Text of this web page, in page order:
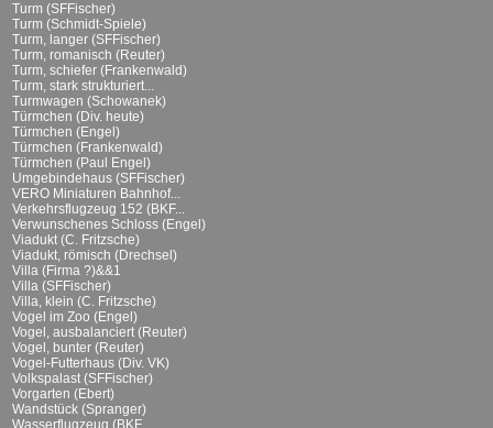
Turm (SFFischer)
Turm (Schmidt-Spiele)
Turm, langer (SFFischer)
Turm, romanisch (Reuter)
Turm, schiefer (Frankenwald)
Turm, stark strukturiert...
Turmwagen (Schowanek)
Türmchen (Div. heute)
Türmchen (Engel)
Türmchen (Frankenwald)
Türmchen (Paul Engel)
Umgebindehaus (SFFischer)
VERO Miniaturen Bahnhof...
Verkehrsflugzeug 152 (BKF...
Verwunschenes Schloss (Engel)
Viadukt (C. Fritzsche)
Viadukt, römisch (Drechsel)
Villa (Firma ?)&&1
Villa (SFFischer)
Villa, klein (C. Fritzsche)
Vogel im Zoo (Engel)
Vogel, ausbalanciert (Reuter)
Vogel, bunter (Reuter)
Vogel-Futterhaus (Div. VK)
Volkspalast (SFFischer)
Vorgarten (Ebert)
Wandstück (Spranger)
Wasserflugzeug (BKF